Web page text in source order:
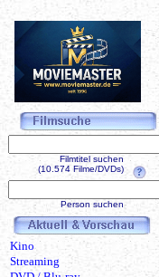
Filmtitel suchen
(10.574 Filme/DVDs)
Person suchen
Kino
Streaming